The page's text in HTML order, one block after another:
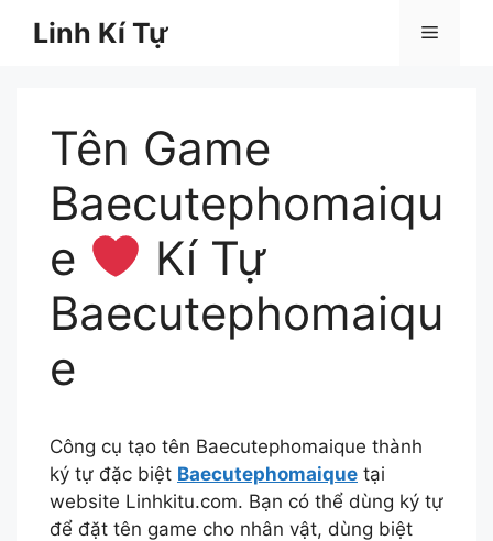
Linh Kí Tự Menu
Tên Game
Baecutephomaiqu
e
Kí Tự
Baecutephomaiqu
e
Công cụ tạo tên Baecutephomaique thành
ký tự đặc biệt Baecutephomaique tại
website Linhkitu.com. Bạn có thể dùng ký tự
để đặt tên game cho nhân vật, dùng biệt